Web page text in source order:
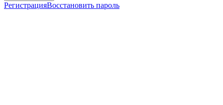
РегистрацияВосстановить пароль